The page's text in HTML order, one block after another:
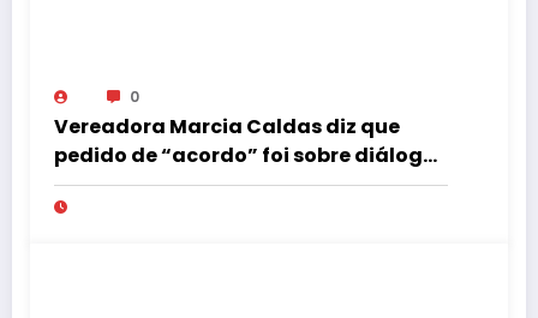
0
Vereadora Marcia Caldas diz que
pedido de “acordo” foi sobre diálogo
institucional